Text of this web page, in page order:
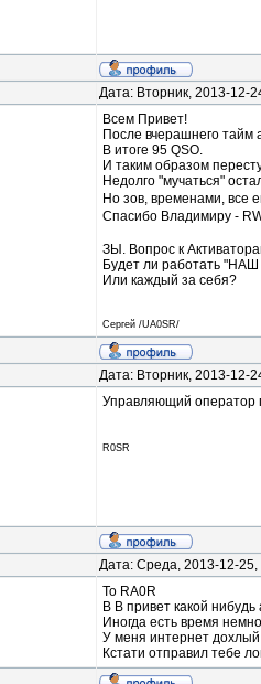
Дата: Вторник, 2013-12-
Всем Привет!
После вчерашнего тайм
В итоге 95 QSO.
И таким образом
Недолго "мучаться"
Но зов, временами, все
Спасибо Владимиру -
ЗЫ. Вопрос к
Будет ли работать "НАШ
Или каждый за себя?
Сергей /UA0SR/
Дата: Вторник, 2013-12-
Управляющий оператор
R0SR
Дата: Среда, 2013-12-
To RA0R
В В привет какой
Иногда есть время
У меня интернет
Кстати отправил тебе